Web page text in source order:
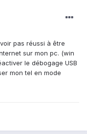
pas réussi à être
sur mon pc. (win
le débogage USB
mon tel en mode